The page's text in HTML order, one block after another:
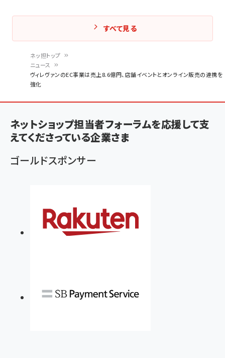
く
ず
ネッ担トップ
ニュース
ヴィレヴァンのEC事業は売上8.6億円、店舗イベントとオンライン販売の連携を
強化
すべて見る
ネットショップ担当者フォーラムを応援して支
えてくださっている企業さま
ゴールドスポンサー